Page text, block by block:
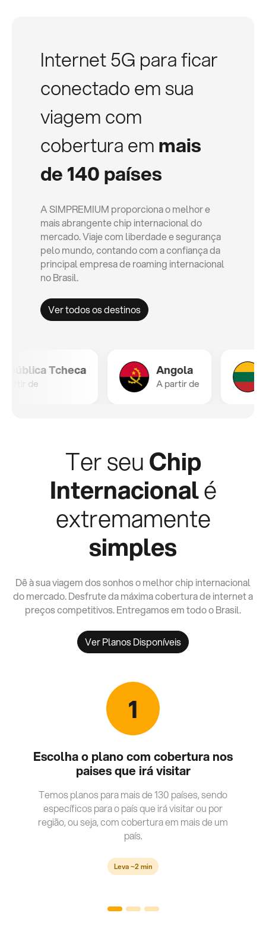
Internet 5G para ficar
conectado em sua
viagem com
cobertura emmais
de 140 países
A SIMPREMIUM proporciona o melhor e
mais abrangente chip internacional do
mercado. Viaje com liberdade e segurança
pelo mundo, contando com a confiança da
principal empresa de roaming internacional
no Brasil.
Ver todos os destinos
Tcheca Angola
A partir de A
Ter seuChip
Internacionalé
extremamente
simples
Dê à sua viagem dos sonhos o melhor chip internacional
do mercado. Desfrute da máxima cobertura de internet a
preços competitivos. Entregamos em todo o Brasil.
Ver Planos Disponíveis
1
Escolha o plano com cobertura nos
paises que irá visitar
Temos planos para mais de 130 países, sendo
específicos para o país que irá visitar ou por
região, ou seja, com cobertura em mais de um
país.
Leva ~2 min